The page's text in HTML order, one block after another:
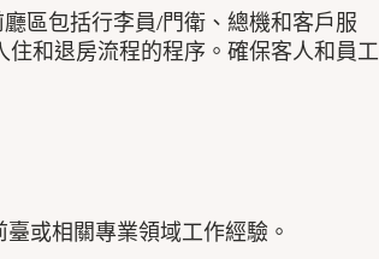
區包括行李員/門衛、總機和客戶服
和退房流程的程序。確保客人和員工
或相關專業領域工作經驗。